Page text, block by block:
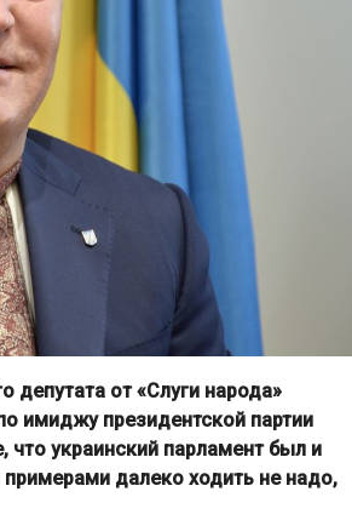
депутата от «Слуги народа»
имиджу президентской партии
украинский парламент был и
далеко ходить не надо,